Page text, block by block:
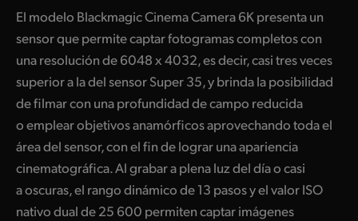
El modelo Blackmagic Cinema Camera 6K presenta un
sensor que permite captar fotogramas completos con
una resolución de 6048 x 4032, es decir, casi tres veces
superior a la del sensor Super 35, y brinda la posibilidad
de filmar con una profundidad de campo reducida
o emplear objetivos anamórficos aprovechando toda el
área del sensor, con el fin de lograr una apariencia
cinematográfica. Al grabar a plena luz del día o casi
a oscuras, el rango dinámico de 13 pasos y el valor ISO
nativo dual de 25 600 permiten captar imágenes